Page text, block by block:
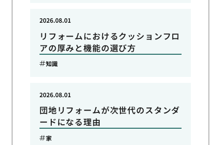
リフォームにおけるクッションフロ
アの厚みと機能の選び方
2026.08.01
知識
団地リフォームが次世代のスタンダ
ードになる理由
2026.08.01
家